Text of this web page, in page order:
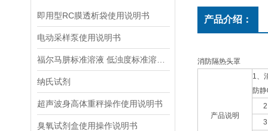
即用型RC膜透析袋使用说明书
电动采样泵使用说明书
纳氏试剂
超声波身高体重秤操作使用说明书
臭氧试剂盒使用操作说明书
产品介绍：
消防隔热头罩
产品说明
1、
防